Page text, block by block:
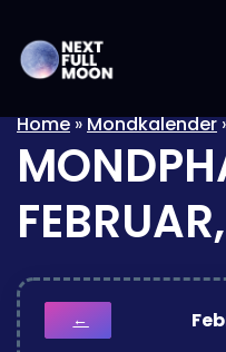
Home»Mondkalender
←